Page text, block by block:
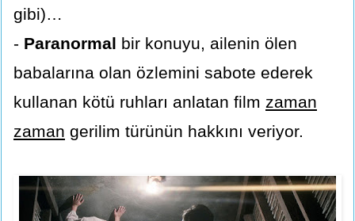
gibi)…
- Paranormal bir konuyu, ailenin ölen
babalarına olan özlemini sabote ederek
kullanan kötü ruhları anlatan film zaman
zaman gerilim türünün hakkını veriyor.